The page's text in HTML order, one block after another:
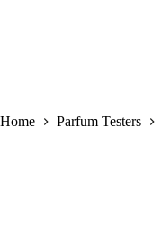
Home Parfum Testers